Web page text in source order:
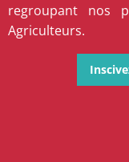
regroupant nos
Agriculteurs.